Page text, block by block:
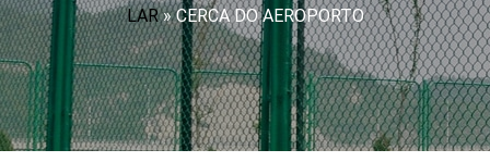
LAR»CERCA DO AEROPORTO